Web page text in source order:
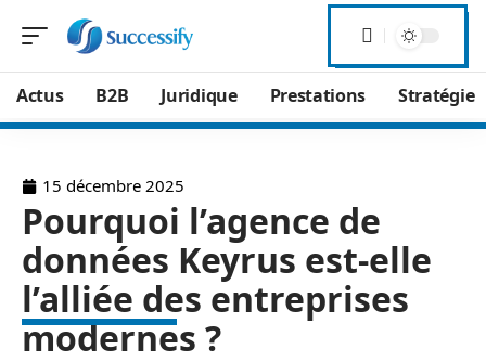
Actus B2B Juridique Prestations Stratégie
15 décembre 2025
Pourquoi l’agence de
données Keyrus est-elle
l’alliée des entreprises
modernes ?